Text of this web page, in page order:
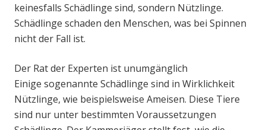
keinesfalls Schädlinge sind, sondern Nützlinge.
Schädlinge schaden den Menschen, was bei Spinnen
nicht der Fall ist.
Der Rat der Experten ist unumgänglich
Einige sogenannte Schädlinge sind in Wirklichkeit
Nützlinge, wie beispielsweise Ameisen. Diese Tiere
sind nur unter bestimmten Voraussetzungen